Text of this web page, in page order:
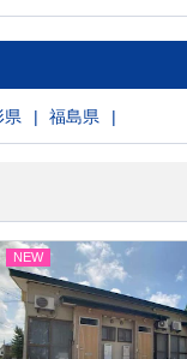
県 福島県
NEW